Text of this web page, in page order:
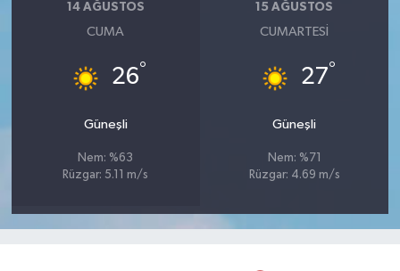
14 AĞUSTOS
CUMA
26°
Güneşli
Nem: %63
Rüzgar: 5.11 m/s
15 AĞUSTOS
CUMARTESI
27°
Güneşli
Nem: %71
Rüzgar: 4.69 m/s